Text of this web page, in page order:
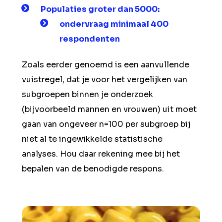
Populaties groter dan 5000:
ondervraag minimaal 400
respondenten
Zoals eerder genoemd is een aanvullende
vuistregel, dat je voor het vergelijken van
subgroepen binnen je onderzoek
(bijvoorbeeld mannen en vrouwen) uit moet
gaan van ongeveer n=100 per subgroep bij
niet al te ingewikkelde statistische
analyses. Hou daar rekening mee bij het
bepalen van de benodigde respons.